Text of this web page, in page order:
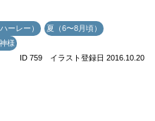
ーレー）
夏（6〜8月頃）
様
ID 759 イラスト登録日 2016.10.20